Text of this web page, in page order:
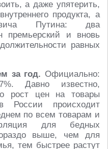
а даже упятерить,
продукта, а
Путина: два
премьерский и вновь
равных
за год. Официально:
Давно известно,
рост цен на товары
России происходит
по всем товарам и
для бедных
выше, чем для
тем быстрее растут